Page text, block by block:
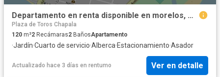
Departamento en renta disponible en morelos, Colonia Chapala Centro, C.P. 45900
Plaza de Toros Chapala
120 m²2 Recámaras2 BañosApartamento
·Jardín·Cuarto de servicio·Alberca·Estacionamiento·Asador
Actualizado hace 3 días en rentumo Ver en detalle